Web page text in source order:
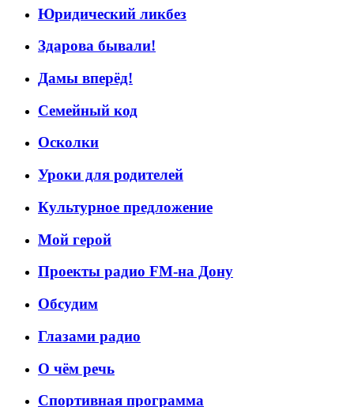
Юридический ликбез
Здарова бывали!
Дамы вперёд!
Семейный код
Осколки
Уроки для родителей
Культурное предложение
Мой герой
Проекты радио FM-на Дону
Обсудим
Глазами радио
О чём речь
Спортивная программа